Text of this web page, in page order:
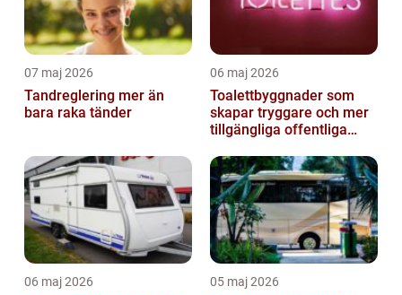
07 maj 2026
Tandreglering mer än
bara raka tänder
06 maj 2026
Toalettbyggnader som
skapar tryggare och mer
tillgängliga offentliga
06 maj 2026 05 maj 2026